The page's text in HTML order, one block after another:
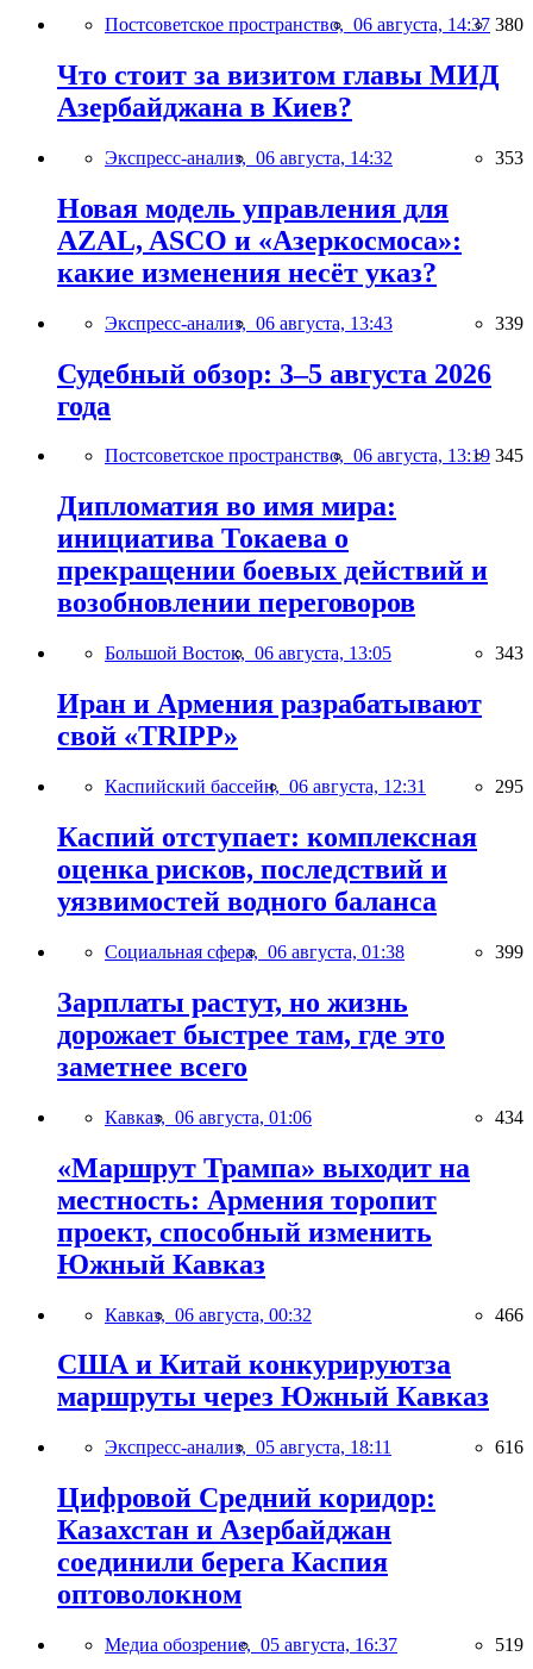
Постсоветское пространство, 06 августа, 14:37 380
Что стоит за визитом главы МИД
Азербайджана в Киев?
Экспресс-анализ, 06 августа, 14:32 353
Новая модель управления для
AZAL, ASCO и «Азеркосмоса»:
какие изменения несёт указ?
Экспресс-анализ, 06 августа, 13:43 339
Судебный обзор: 3–5 августа 2026
года
Постсоветское пространство, 06 августа, 13:19 345
Дипломатия во имя мира:
инициатива Токаева о
прекращении боевых действий и
возобновлении переговоров
Большой Восток, 06 августа, 13:05 343
Иран и Армения разрабатывают
свой «TRIPP»
Каспийский бассейн, 06 августа, 12:31 295
Каспий отступает: комплексная
оценка рисков, последствий и
уязвимостей водного баланса
Социальная сфера, 06 августа, 01:38 399
Зарплаты растут, но жизнь
дорожает быстрее там, где это
заметнее всего
Кавказ, 06 августа, 01:06 434
«Маршрут Трампа» выходит на
местность: Армения торопит
проект, способный изменить
Южный Кавказ
Кавказ, 06 августа, 00:32 466
США и Китай конкурируютза
маршруты через Южный Кавказ
Экспресс-анализ, 05 августа, 18:11 616
Цифровой Средний коридор:
Казахстан и Азербайджан
соединили берега Каспия
оптоволокном
Медиа обозрение, 05 августа, 16:37 519